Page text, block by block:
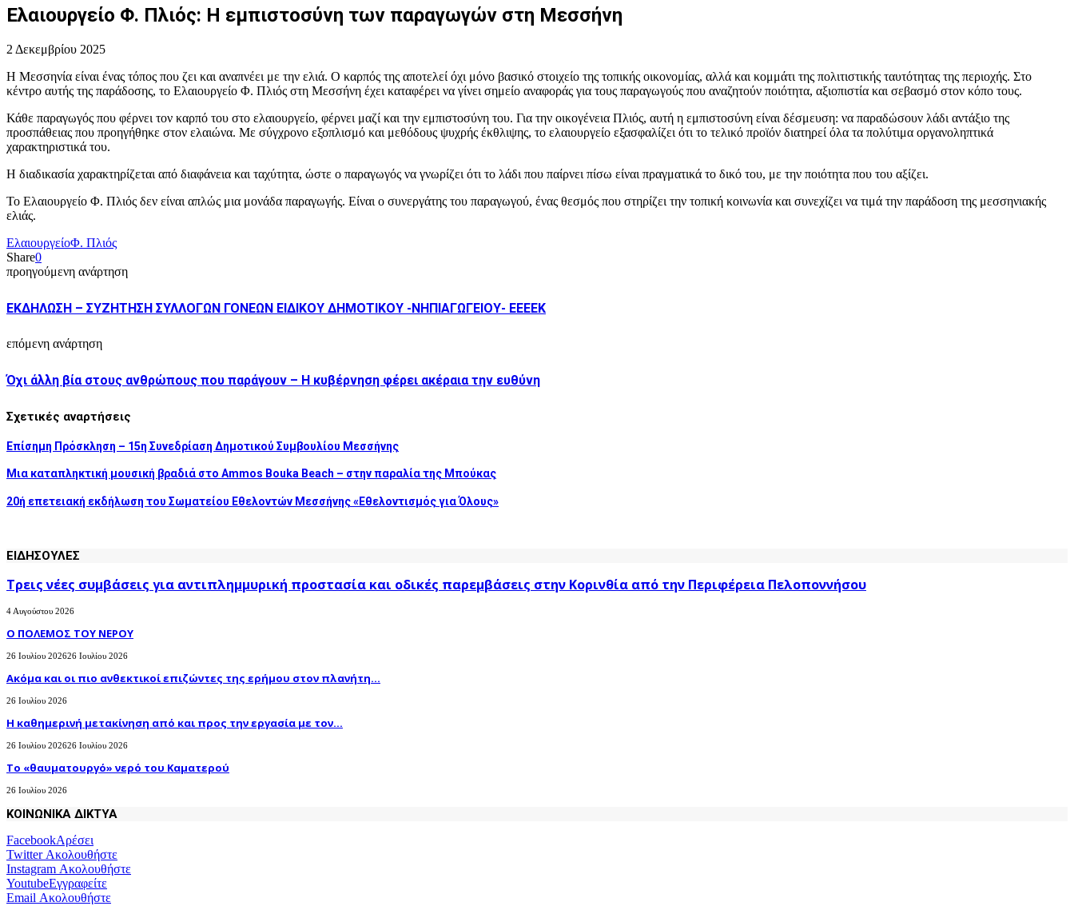
Ελαιουργείο Φ. Πλιός: Η εμπιστοσύνη των παραγωγών στη Μεσσήνη
2 Δεκεμβρίου 2025
Η Μεσσηνία είναι ένας τόπος που ζει και αναπνέει με την ελιά. Ο καρπός της αποτελεί όχι μόνο βασικό στοιχείο της τοπικής οικονομίας, αλλά και κομμάτι της πολιτιστικής ταυτότητας της περιοχής. Στο
κέντρο αυτής της παράδοσης, το Ελαιουργείο Φ. Πλιός στη Μεσσήνη έχει καταφέρει να γίνει σημείο αναφοράς για τους παραγωγούς που αναζητούν ποιότητα, αξιοπιστία και σεβασμό στον κόπο τους.
Κάθε παραγωγός που φέρνει τον καρπό του στο ελαιουργείο, φέρνει μαζί και την εμπιστοσύνη του. Για την οικογένεια Πλιός, αυτή η εμπιστοσύνη είναι δέσμευση: να παραδώσουν λάδι αντάξιο της
προσπάθειας που προηγήθηκε στον ελαιώνα. Με σύγχρονο εξοπλισμό και μεθόδους ψυχρής έκθλιψης, το ελαιουργείο εξασφαλίζει ότι το τελικό προϊόν διατηρεί όλα τα πολύτιμα οργανοληπτικά
χαρακτηριστικά του.
Η διαδικασία χαρακτηρίζεται από διαφάνεια και ταχύτητα, ώστε ο παραγωγός να γνωρίζει ότι το λάδι που παίρνει πίσω είναι πραγματικά το δικό του, με την ποιότητα που του αξίζει.
Το Ελαιουργείο Φ. Πλιός δεν είναι απλώς μια μονάδα παραγωγής. Είναι ο συνεργάτης του παραγωγού, ένας θεσμός που στηρίζει την τοπική κοινωνία και συνεχίζει να τιμά την παράδοση της μεσσηνιακής
ελιάς.
ΕλαιουργείοΦ. Πλιός
Share0
προηγούμενη ανάρτηση
ΕΚΔΗΛΩΣΗ – ΣΥΖΗΤΗΣΗ ΣΥΛΛΟΓΩΝ ΓΟΝΕΩΝ ΕΙΔΙΚΟΥ ΔΗΜΟΤΙΚΟΥ -ΝΗΠΙΑΓΩΓΕΙΟΥ- ΕΕΕΕΚ
επόμενη ανάρτηση
Όχι άλλη βία στους ανθρώπους που παράγουν – Η κυβέρνηση φέρει ακέραια την ευθύνη
Σχετικές αναρτήσεις
Επίσημη Πρόσκληση – 15η Συνεδρίαση Δημοτικού Συμβουλίου Μεσσήνης
Μια καταπληκτική μουσική βραδιά στο Ammos Bouka Beach – στην παραλία της Μπούκας
20ή επετειακή εκδήλωση του Σωματείου Εθελοντών Μεσσήνης «Εθελοντισμός για Όλους»
ΕΙΔΗΣΟΥΛΕΣ
Τρεις νέες συμβάσεις για αντιπλημμυρική προστασία και οδικές παρεμβάσεις στην Κορινθία από την Περιφέρεια Πελοποννήσου
4 Αυγούστου 2026
Ο ΠΟΛΕΜΟΣ ΤΟΥ ΝΕΡΟΥ
26 Ιουλίου 202626 Ιουλίου 2026
Ακόμα και οι πιο ανθεκτικοί επιζώντες της ερήμου στον πλανήτη...
26 Ιουλίου 2026
H καθημερινή μετακίνηση από και προς την εργασία με τον...
26 Ιουλίου 202626 Ιουλίου 2026
Το «θαυματουργό» νερό του Καματερού
26 Ιουλίου 2026
ΚΟΙΝΩΝΙΚΑ ΔΙΚΤΥΑ
FacebookΑρέσει
TwitterΑκολουθήστε
Instagram Ακολουθήστε
YoutubeΕγγραφείτε
Email Ακολουθήστε